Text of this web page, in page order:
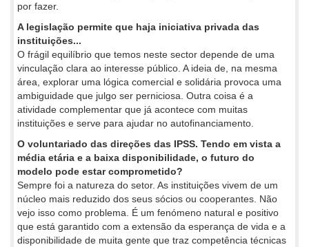
por fazer.
A legislação permite que haja iniciativa privada das
instituições...
O frágil equilíbrio que temos neste sector depende de uma
vinculação clara ao interesse público. A ideia de, na mesma
área, explorar uma lógica comercial e solidária provoca uma
ambiguidade que julgo ser perniciosa. Outra coisa é a
atividade complementar que já acontece com muitas
instituições e serve para ajudar no autofinanciamento.
O voluntariado das direções das IPSS. Tendo em vista a
média etária e a baixa disponibilidade, o futuro do
modelo pode estar comprometido?
Sempre foi a natureza do setor. As instituições vivem de um
núcleo mais reduzido dos seus sócios ou cooperantes. Não
vejo isso como problema. É um fenómeno natural e positivo
que está garantido com a extensão da esperança de vida e a
disponibilidade de muita gente que traz competência técnicas